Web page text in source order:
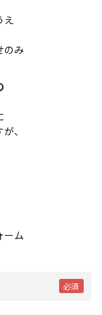
え
のみ
、
ーム